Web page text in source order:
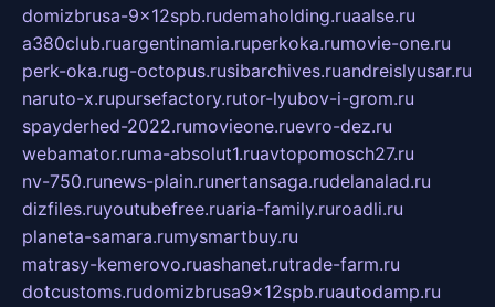
domizbrusa-9x12spb.rudemaholding.ruaalse.ru
a380club.ruargentinamia.ruperkoka.rumovie-one.ru
perk-oka.rug-octopus.rusibarchives.ruandreislyusar.ru
naruto-x.rupursefactory.rutor-lyubov-i-grom.ru
spayderhed-2022.rumovieone.ruevro-dez.ru
webamator.ruma-absolut1.ruavtopomosch27.ru
nv-750.runews-plain.runertansaga.rudelanalad.ru
dizfiles.ruyoutubefree.ruaria-family.ruroadli.ru
planeta-samara.rumysmartbuy.ru
matrasy-kemerovo.ruashanet.rutrade-farm.ru
dotcustoms.rudomizbrusa9x12spb.ruautodamp.ru